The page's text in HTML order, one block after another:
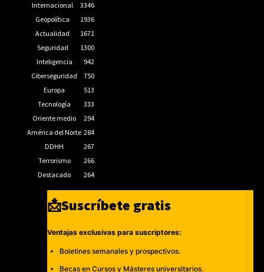
Internacional
3346
Geopolítica
1936
Actualidad
1671
Seguridad
1300
Inteligencia
942
Ciberseguridad
750
Europa
513
Tecnología
333
Oriente medio
294
América del Norte 284
DDHH
267
Terrorismo
266
Destacado
264
📩Suscríbete gratis
Ventajas exclusivas para suscriptores:
Boletines semanales y prospectivos.
Becas en Cursos y Másteres universitarios.